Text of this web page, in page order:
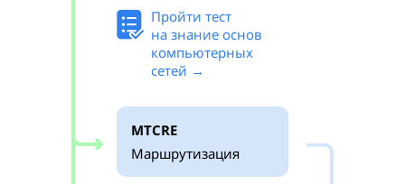
Пройти тест
на знание основ
компьютерных
сетей →
MTCRE
Маршрутизация